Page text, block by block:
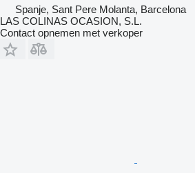
Spanje, Sant Pere Molanta, Barcelona
LAS COLINAS OCASION, S.L.
Contact opnemen met verkoper